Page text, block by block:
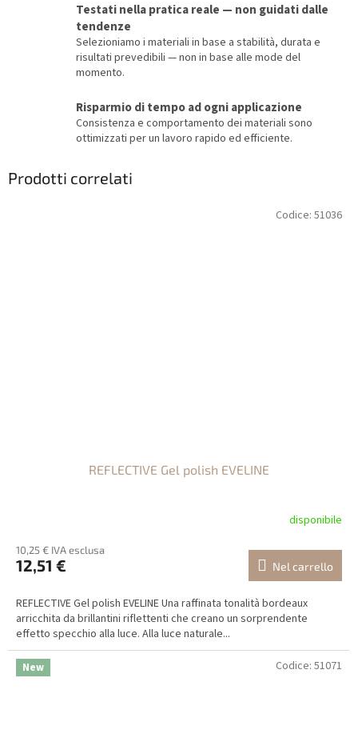
Testati nella pratica reale — non guidati dalle
tendenze
Selezioniamo i materiali in base a stabilità, durata e
risultati prevedibili — non in base alle mode del
momento.
Risparmio di tempo ad ogni applicazione
Consistenza e comportamento dei materiali sono
ottimizzati per un lavoro rapido ed efficiente.
Prodotti correlati
REFLECTIVE Gel polish EVELINE
disponibile
10,25 € IVA esclusa
12,51 € Nel carrello
REFLECTIVE Gel polish EVELINE Una raffinata tonalità bordeaux
arricchita da brillantini riflettenti che creano un sorprendente
effetto specchio alla luce. Alla luce naturale...
Codice: 51036
New Codice: 51071